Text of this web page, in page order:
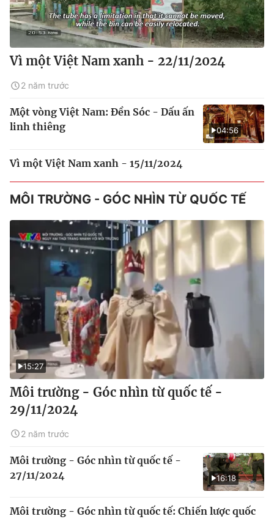
Vì một Việt Nam xanh - 22/11/2024
2 năm trước
04:56
Một vòng Việt Nam: Đền Sóc - Dấu ấn
linh thiêng
Vì một Việt Nam xanh - 15/11/2024
MÔI TRƯỜNG - GÓC NHÌN TỪ QUỐC TẾ
15:27
Môi trường - Góc nhìn từ quốc tế -
29/11/2024
2 năm trước
16:18
Môi trường - Góc nhìn từ quốc tế -
27/11/2024
Môi trường - Góc nhìn từ quốc tế: Chiến lược quốc